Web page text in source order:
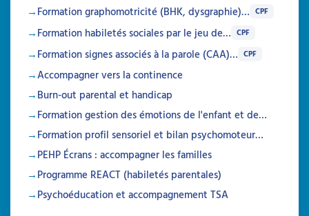
Qu’est-ce que le
programme ABC pour les
TSA ?
Les parents d'enfants avec un TSA peuvent
être en désarroi face aux comportements de
leur enfant. Face à leur souffrance, les
programmes d'entraînement aux habiletés
parentales représentent une solution
concrète. Vous accompagnez des enfants
Formation graphomotricité (BHK, dysgraphie)… CPF
Formation habiletés sociales par le jeu de… CPF
Formation signes associés à la parole (CAA)… CPF
Accompagner vers la continence
Burn-out parental et handicap
Formation gestion des émotions de l'enfant et de…
Formation profil sensoriel et bilan psychomoteur…
PEHP Écrans : accompagner les familles
Programme REACT (habiletés parentales)
Psychoéducation et accompagnement TSA